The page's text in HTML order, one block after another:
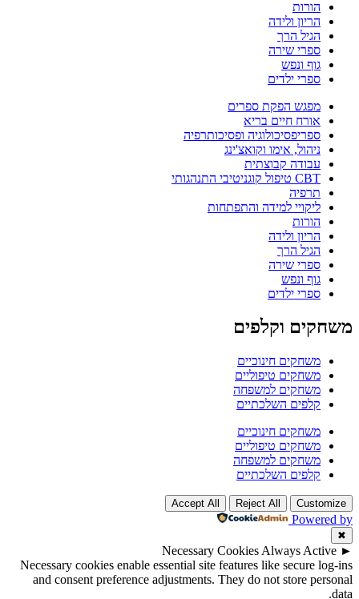
הורות
הריון ולידה
הגיל הרך
ספרי שירה
גוף ונפש
ספרי ילדים
מפגש הפקת ספרים
אורח חיים בריא
ספריפסיכולוגיה ופסיכותרפיה
ניהול, אימו וקואצ'ינג
עבודה קבוצתית
CBT טיפול קוגניטיבי התנהגותי
תרפיה
ליקויי למידה והתפתחות
הורות
הריון ולידה
הגיל הרך
ספרי שירה
גוף ונפש
ספרי ילדים
משחקים וקלפים
משחקים חינוכיים
משחקים טיפוליים
משחקים למשפחה
קלפים השלכתיים
משחקים חינוכיים
משחקים טיפוליים
משחקים למשפחה
קלפים השלכתיים
Customize
Reject All
Accept All
Powered by
✖
►
Necessary Cookies Always Active
Necessary cookies enable essential site features like secure log-ins
and consent preference adjustments. They do not store personal
data.